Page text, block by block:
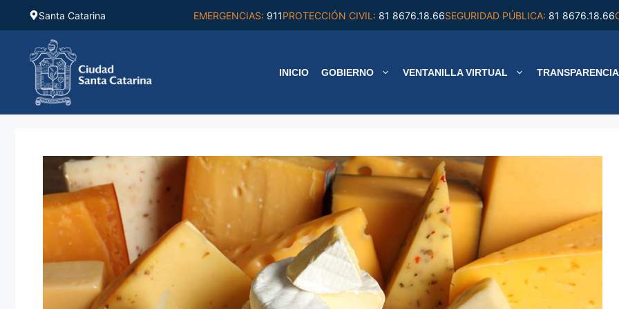
Saltar
contenido
Santa Catarina EMERGENCIAS: 911PROTECCIÓN CIVIL: 81 8676.18.66SEGURIDAD PÚBLICA: 81 8676.18.66
INICIO GOBIERNO VENTANILLA VIRTUAL TRANSPARENCIA